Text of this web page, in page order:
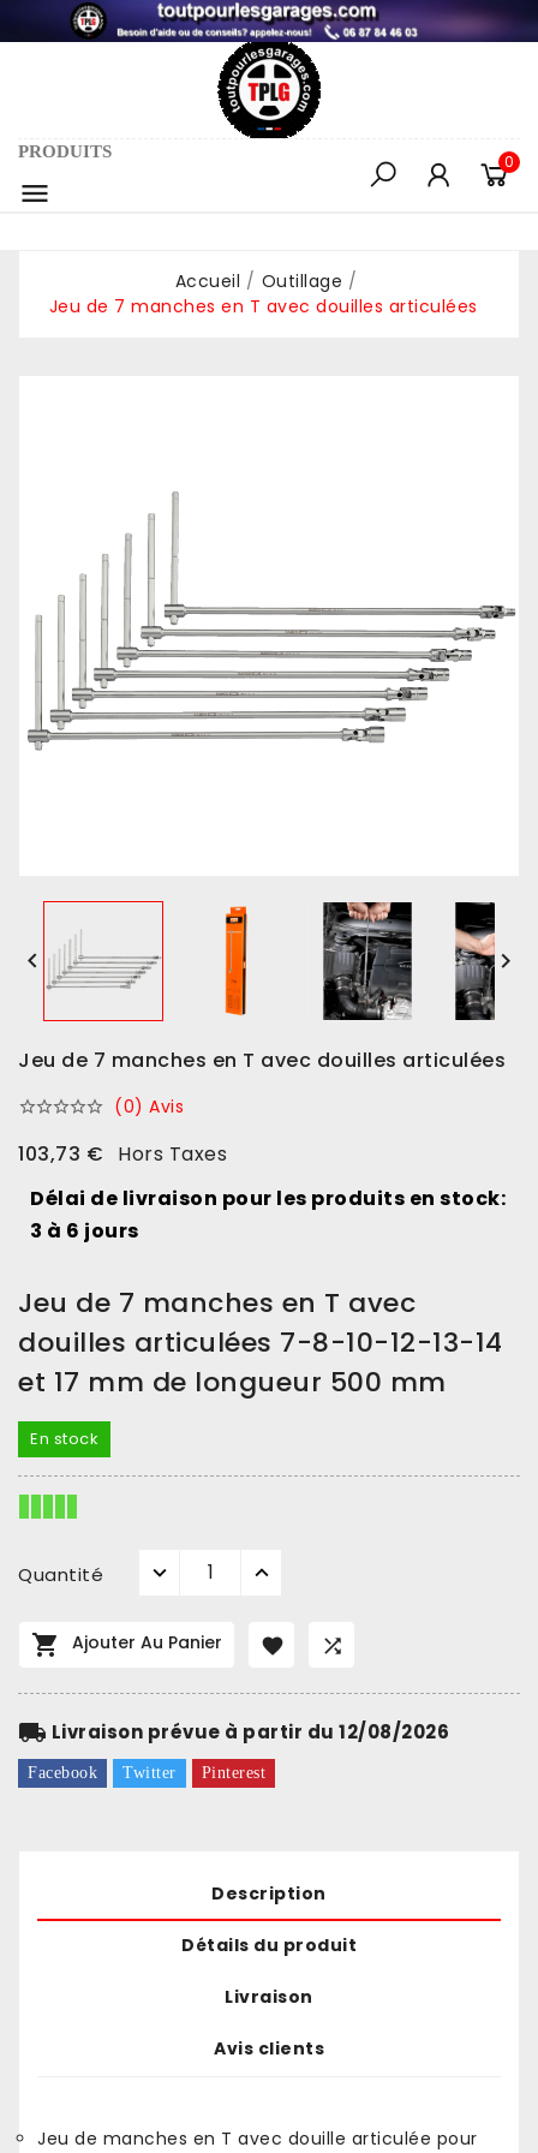
PRODUITS

0
Accueil
Outillage
Jeu de 7 manches en T avec douilles articulées
 
Jeu de 7 manches en T avec douilles articulées
 (0) Avis
103,73 €
Hors Taxes
Délai de livraison pour les produits en stock:
3 à 6 jours
Jeu de 7 manches en T avec
douilles articulées 7-8-10-12-13-14
et 17 mm de longueur 500 mm
En stock
Quantité
 Ajouter Au Panier  
local_shipping Livraison prévue à partir du 12/08/2026
Facebook Twitter Pinterest
Description
Détails du produit
Livraison
Avis clients
Jeu de manches en T avec douille articulée pour